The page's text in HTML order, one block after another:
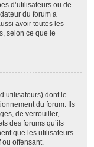
d’utilisateurs ou de
du forum a
avoir toutes les
selon ce que le
dont le
du forum. Ils
de verrouiller,
des forums qu’ils
que les utilisateurs
offensant.